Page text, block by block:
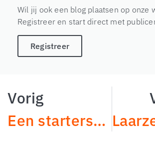
Wil jij ook een blog plaatsen op onze
Registreer en start direct met
Registreer
Vorig
Een startershypotheek voor jong en seniorenhypotheek voor oud via de NIBC bank in Hengelo